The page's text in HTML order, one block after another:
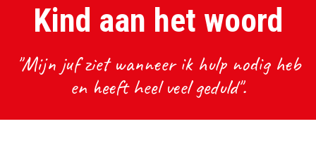
Kind aan het woord
"Mijn juf ziet wanneer ik hulp nodig heb
en heeft heel veel geduld".